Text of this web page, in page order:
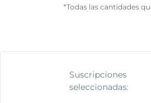
*Todas las cantidades
Suscripciones
seleccionadas: